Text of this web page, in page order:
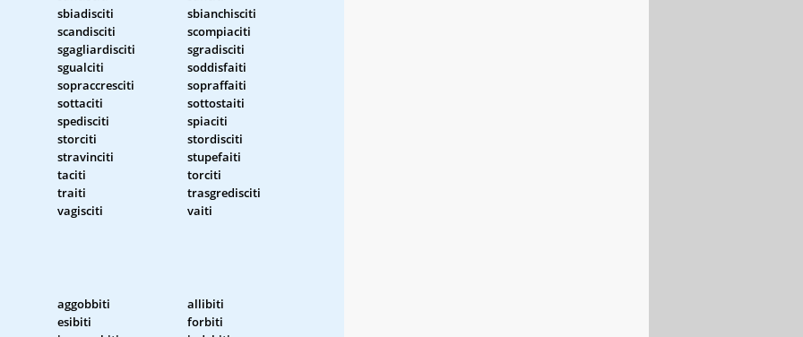
sbiadisciti
sbianchisciti
scandisciti
scompiaciti
sgagliardisciti
sgradisciti
sgualciti
soddisfaiti
sopraccresciti
sopraffaiti
sottaciti
sottostaiti
spedisciti
spiaciti
storciti
stordisciti
stravinciti
stupefaiti
taciti
torciti
traiti
trasgredisciti
vagisciti
vaiti
aggobbiti
allibiti
esibiti
forbiti